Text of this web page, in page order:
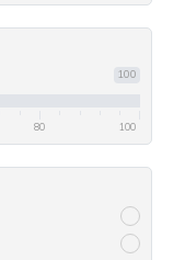
100
80 100